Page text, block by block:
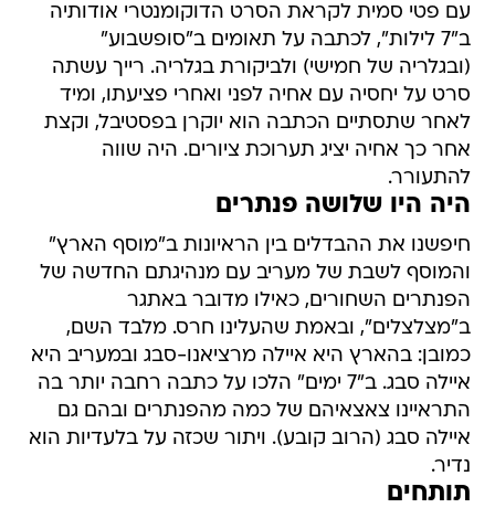
עם פטי סמית לקראת הסרט הדוקומנטרי אודותיה
ב"7 לילות", לכתבה על תאומים ב"סופשבוע"
(ובגלריה של חמישי) ולביקורת בגלריה. רייך עשתה
סרט על יחסיה עם אחיה לפני ואחרי פציעתו, ומיד
לאחר שתסתיים הכתבה הוא יוקרן בפסטיבל, וקצת
אחר כך אחיה יציג תערוכת ציורים. היה שווה
להתעורר.
היה היו שלושה פנתרים
חיפשנו את ההבדלים בין הראיונות ב"מוסף הארץ"
והמוסף לשבת של מעריב עם מנהיגתם החדשה של
הפנתרים השחורים, כאילו מדובר באתגר
ב"מצלצלים", ובאמת שהעלינו חרס. מלבד השם,
כמובן: בהארץ היא איילה מרציאנו-סבג ובמעריב היא
איילה סבג. ב"7 ימים" הלכו על כתבה רחבה יותר בה
התראיינו צאצאיהם של כמה מהפנתרים ובהם גם
איילה סבג (הרוב קובע). ויתור שכזה על בלעדיות הוא
נדיר.
תותחים